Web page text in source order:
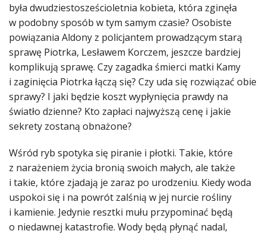
była dwudziestosześcioletnia kobieta, która zginęła
w podobny sposób w tym samym czasie? Osobiste
powiązania Aldony z policjantem prowadzącym starą
sprawę Piotrka, Lesławem Korczem, jeszcze bardziej
komplikują sprawę. Czy zagadka śmierci matki Kamy
i zaginięcia Piotrka łączą się? Czy uda się rozwiązać obie
sprawy? I jaki będzie koszt wypłynięcia prawdy na
światło dzienne? Kto zapłaci najwyższą cenę i jakie
sekrety zostaną obnażone?
Wśród ryb spotyka się piranie i płotki. Takie, które
z narażeniem życia bronią swoich małych, ale także
i takie, które zjadają je zaraz po urodzeniu. Kiedy woda
uspokoi się i na powrót zalśnią w jej nurcie rośliny
i kamienie. Jedynie resztki mułu przypominać będą
o niedawnej katastrofie. Wody będą płynąć nadal,